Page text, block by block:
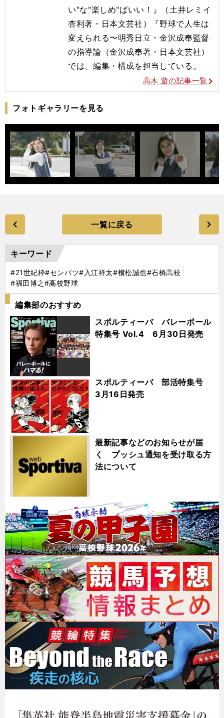
い"な"楽しめ"ばいい！』（土井レミイ
杏利著・日本文芸社）『野球で人生は
変えられる〜明秀日立・金沢成奉監督
の指導論（金沢成奉著・日本文芸社）
では、編集・構成を担当している。
高木 遊の記事一覧
フォトギャラリーを見る
一覧に戻る
キーワード
#21世紀枠#センバツ#入江祥太#横松誠也#石橋高校
#福田博之#高校野球
編集部のおすすめ
スポルティーバ バレーボール
特集号 Vol.4 6月30日発売
スポルティーバ 部活特集号
3月16日発売
最新記事などのお知らせが届
く プッシュ通知を受け取る方
法について